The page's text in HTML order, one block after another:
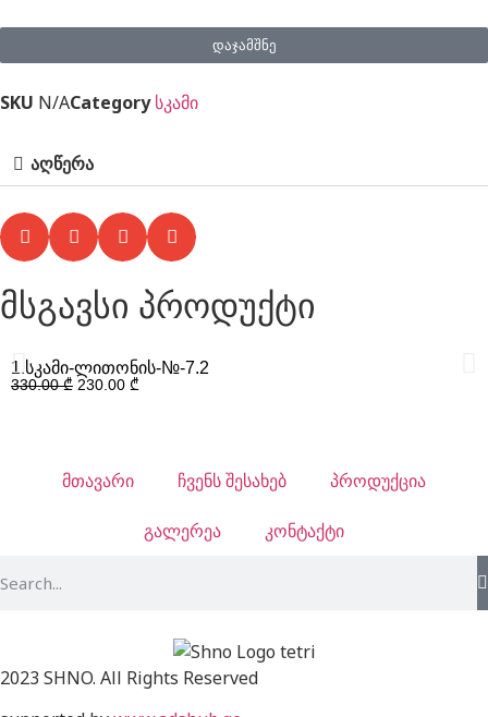
დაჯამშნე
SKU N/ACategory სკამი
აღწერა
მსგავსი პროდუქტი
1.სკამი-ლითონის-№-7.2
330.00₾ 230.00 ₾
მთავარი ჩვენს შესახებ პროდუქცია
გალერეა კონტაქტი
2023 SHNO. All Rights Reserved